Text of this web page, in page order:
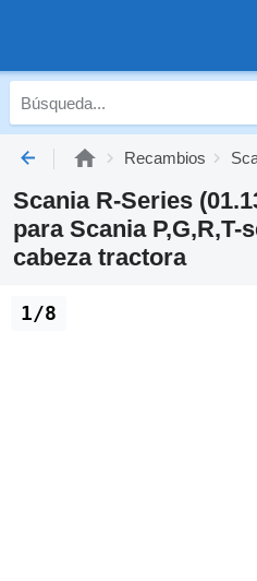
Recambios
Scania R-Series
para Scania P,G,R,T-
cabeza tractora
1/8